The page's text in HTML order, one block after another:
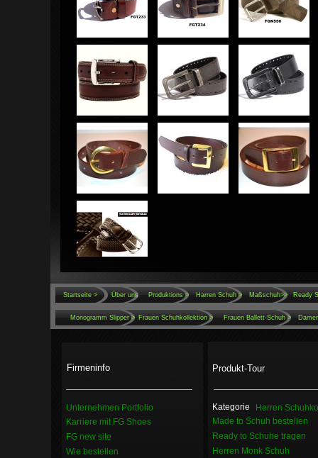
Firmeninfo Produkt-Tour
Karriere mit FG Shoes
Herren
Unternehmen Portfolio
FG new site
Wie bestellen
Made to Schuh bestellen
Ready to Schuhe tragen
Herren Monk Schuh
Kategorie
Frauen Ballett-Schuh >
Frauen Schuhkollektion >
Monogramm Slipper >
Ready
Maßschuh>>
Harren Schuh >
Produktions>
Über uns
Startseite >